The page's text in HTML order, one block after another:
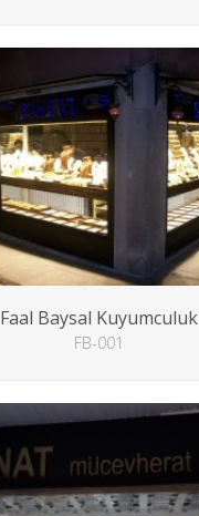
Faal Baysal Kuyumculuk
FB-001